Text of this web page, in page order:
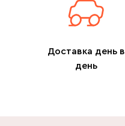
Доставка день в
день